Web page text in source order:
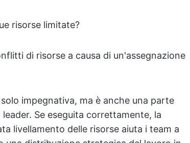
risorse limitate?
di risorse a causa di un'assegnazione
impegnativa, ma è anche una parte
Se eseguita correttamente, la
livellamento delle risorse aiuta i team a